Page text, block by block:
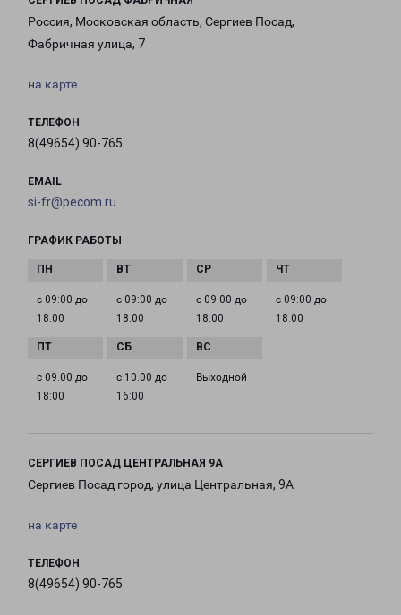
Россия, Московская область, Сергиев Посад,
Фабричная улица, 7
на карте
ТЕЛЕФОН
8(49654) 90-765
EMAIL
si-fr@pecom.ru
ГРАФИК РАБОТЫ
с 09:00 до
18:00
с 09:00 до
18:00
с 09:00 до
18:00
с 09:00 до
18:00
с 09:00 до
18:00
с 10:00 до
16:00
Выходной
СЕРГИЕВ ПОСАД ЦЕНТРАЛЬНАЯ 9А
Сергиев Посад город, улица Центральная, 9А
на карте
ТЕЛЕФОН
8(49654) 90-765